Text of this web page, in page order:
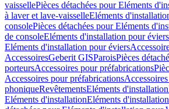
vaissellePièces détachées pour Eléments
à laver et lave-vaisselleEléments
consolePièces détachées pour Eléments
de consoleEléments d'installation pour éviers
Eléments d'installation pour éviers
AccessoiresGeberit GISParoisPièces
porteursAccessoires pour préfabrications
Accessoires pour préfabrications
phoniqueRevêtementsEléments d'installation
Eléments d'installationEléments